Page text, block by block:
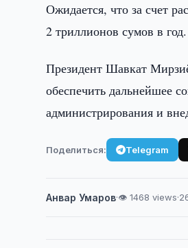
Ожидается, что за счет
2 триллионов сумов в год.
Президент Шавкат
обеспечить дальнейшее
администрирования и
Поделиться: Telegram
Анвар Умаров·👁 1468 views·